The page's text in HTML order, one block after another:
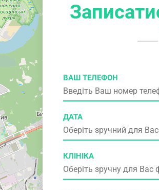
ВАШ ТЕЛЕФОН
ДАТА
КЛІНІКА